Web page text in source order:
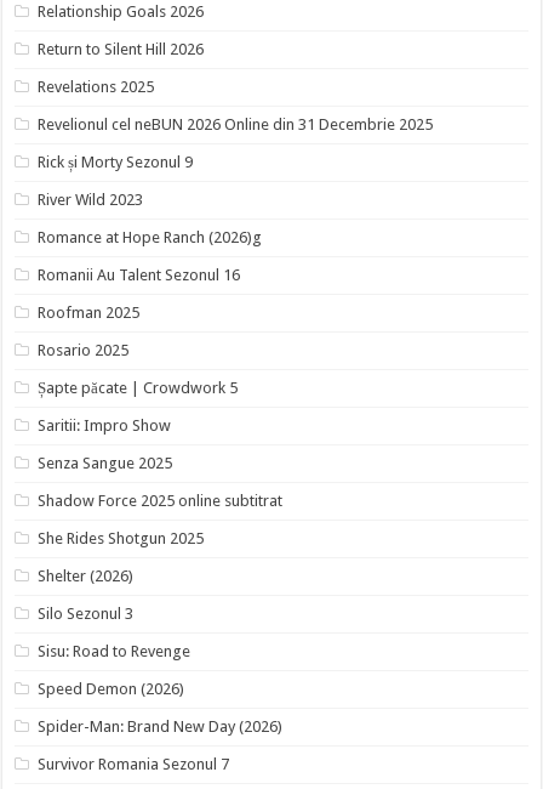
Relationship Goals 2026
Return to Silent Hill 2026
Revelations 2025
Revelionul cel neBUN 2026 Online din 31 Decembrie 2025
Rick și Morty Sezonul 9
River Wild 2023
Romance at Hope Ranch (2026)g
Romanii Au Talent Sezonul 16
Roofman 2025
Rosario 2025
Șapte păcate | Crowdwork 5
Saritii: Impro Show
Senza Sangue 2025
Shadow Force 2025 online subtitrat
She Rides Shotgun 2025
Shelter (2026)
Silo Sezonul 3
Sisu: Road to Revenge
Speed Demon (2026)
Spider-Man: Brand New Day (2026)
Survivor Romania Sezonul 7